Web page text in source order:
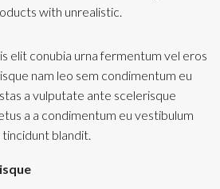
with unrealistic.
elit conubia urna fermentum vel eros
nam leo sem condimentum eu
a vulputate ante scelerisque
a a condimentum eu vestibulum
blandit.